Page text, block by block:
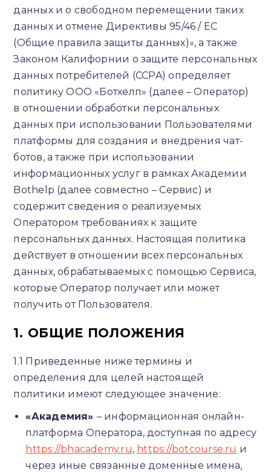
данных и о свободном перемещении таких
данных и отмене Директивы 95/46 / EC
(Общие правила защиты данных)», а также
Законом Калифорнии о защите персональных
данных потребителей (CCPA) определяет
политику ООО «Ботхелп» (далее – Оператор)
в отношении обработки персональных
данных при использовании Пользователями
платформы для создания и внедрения чат-
ботов, а также при использовании
информационных услуг в рамках Академии
Bothelp (далее совместно – Сервис) и
содержит сведения о реализуемых
Оператором требованиях к защите
персональных данных. Настоящая политика
действует в отношении всех персональных
данных, обрабатываемых с помощью Сервиса,
которые Оператор получает или может
получить от Пользователя.
1. ОБЩИЕ ПОЛОЖЕНИЯ
1.1 Приведенные ниже термины и
определения для целей настоящей
политики имеют следующее значение:
«Академия» – информационная онлайн-
платформа Оператора, доступная по адресу
https://bhacademy.ru, https://botcourse.ru и
через иные связанные доменные имена,